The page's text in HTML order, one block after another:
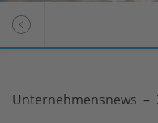
Unternehmensnews –